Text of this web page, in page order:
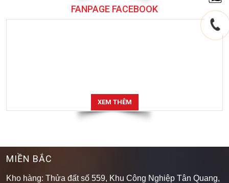
FANPAGE FACEBOOK
XEM THÊM
MIỀN BẮC
Kho hàng: Thửa đất số 559, Khu Công Nghiệp Tân Quang,